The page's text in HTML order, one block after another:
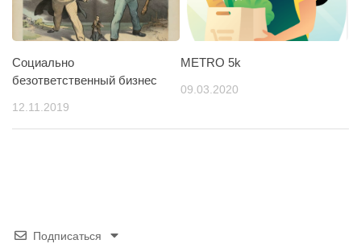
Социально
безответственный бизнес
12.11.2019
METRO 5k
09.03.2020
Подписаться